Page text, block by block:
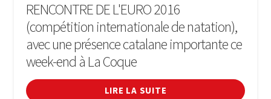
RENCONTRE DE L'EURO 2016
(compétition internationale de natation),
avec une présence catalane importante ce
week-end à La Coque
LIRE LA SUITE